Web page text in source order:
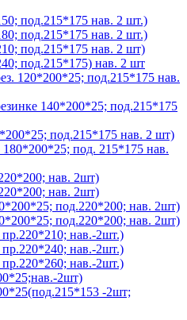
под.215*175 нав. 2 шт.)
под.215*175 нав. 2 шт.)
под.215*175 нав. 2 шт)
под.215*175) нав. 2 шт
120*200*25; под.215*175 нав.
140*200*25; под.215*175
под.215*175 нав. 2 шт)
180*200*25; под. 215*175 нав.
нав. 2шт)
нав. 2шт)
под.220*200; нав. 2шт)
под.220*200; нав. 2шт)
нав.-2шт.)
нав.-2шт.)
нав.-2шт.)
2шт)
-2шт;